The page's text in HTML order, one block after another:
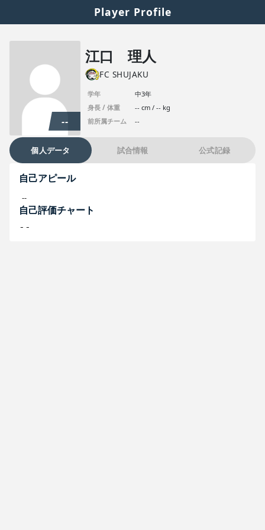
Player Profile
--
江口 理人
FC SHUJAKU
学年
中3年
身長 / 体重
-- cm / -- kg
前所属チーム
--
個人データ 試合情報 公式記録
自己アピール
--
自己評価チャート
--